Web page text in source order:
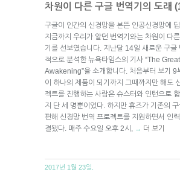
차원이 다른 구글 번역기의 도래
구글이 인간의 신경망을 본뜬 인공신경망에
지금까지 우리가 알던 번역기와는 차원이 다
기를 선보였습니다. 지난달 14일 새로운 구글
적으로 분석한 뉴욕타임스의 기사 “The Great
Awakening”을 소개합니다. 처음부터 보기
이 하나의 제품이 되기까지 그때까지만 해도
젝트를 진행하는 사람은 슈스터와 인턴으로
지 단 세 명뿐이었다. 하지만 휴즈가 기존의
편해 신경망 번역 프로젝트를 지원하면서 인
결됐다. 매주 수요일 오후 2시,
→ 더 보기
2017년 1월 23일.